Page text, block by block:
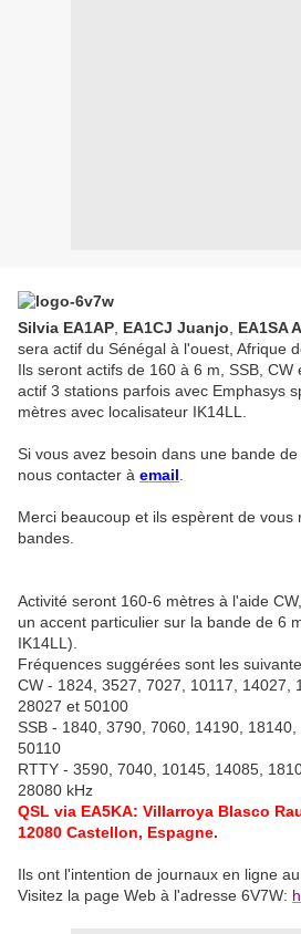
Silvia EA1AP EA1CJ Juanjo EA1SA
sera actif du Sénégal à l'ouest, Afrique
Ils seront actifs de 160 à 6 m, SSB, CW
actif 3 stations parfois avec Emphasys
mètres avec localisateur IK14LL.
Si vous avez besoin dans une bande
nous contacter à email
Merci beaucoup et ils espèrent de vous
bandes.
Activité seront 160-6 mètres à l'aide
un accent particulier sur la bande de 6
IK14LL).
Fréquences suggérées sont les
CW - 1824, 3527, 7027, 10117, 14027,
28027 et 50100
SSB - 1840, 3790, 7060, 14190,
50110
RTTY - 3590, 7040, 10145, 14085,
28080 kHz
QSL via EA5KA: Villarroya Blasco
12080 Castellon, Espagne.
Ils ont l'intention de journaux en ligne
Visitez la page Web à l'adresse 6V7W: